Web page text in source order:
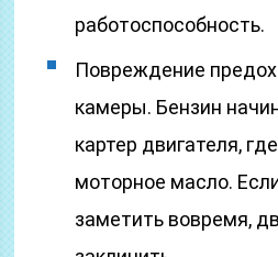
работоспособность.
Повреждение
камеры. Бензин
картер двигателя,
моторное масло.
заметить вовремя,